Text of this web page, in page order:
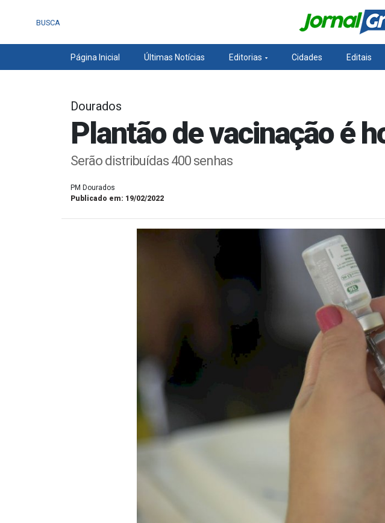
BUSCA
Página Inicial Últimas Notícias Editorias Cidades Editais
Dourados
Plantão de vacinação é
Serão distribuídas 400 senhas
PM Dourados
Publicado em: 19/02/2022